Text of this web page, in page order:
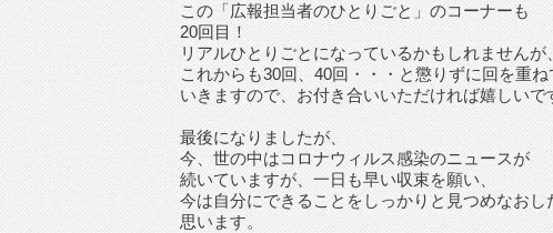
この「広報担当者のひとりごと」のコーナーも
20回目！
リアルひとりごとになっているかもしれませんが
これからも30回、40回・・・と懲りずに回を重ね
いきますので、お付き合いいただければ嬉しい
最後になりましたが、
今、世の中はコロナウィルス感染のニュースが
続いていますが、一日も早い収束を願い、
今は自分にできることをしっかりと見つめなおし
思います。